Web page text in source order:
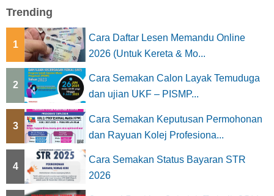
Trending
1
Cara Daftar Lesen Memandu Online
2026 (Untuk Kereta & Mo...
2
Cara Semakan Calon Layak Temuduga
dan ujian UKF – PISMP...
3
Cara Semakan Keputusan Permohonan
dan Rayuan Kolej Profesiona...
4
Cara Semakan Status Bayaran STR
2026